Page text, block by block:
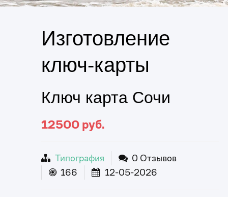
Изготовление
ключ-карты
Ключ карта Сочи
12500 руб.
Типография
0 Отзывов
166
12-05-2026